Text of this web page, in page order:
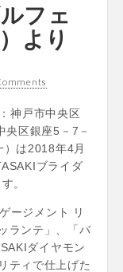
フェ
より
神戸市中央区
区銀座5－7－
は2018年4月
ブライダ
。
ージメント リ
ランテ」、「バ
ダイヤモン
ティで仕上げた